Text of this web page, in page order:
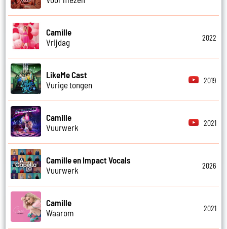
Camille
Vrijdag
2022
LikeMe Cast
Vurige tongen
2019
Camille
Vuurwerk
2021
Camille en Impact Vocals
Vuurwerk
2026
Camille
Waarom
2021